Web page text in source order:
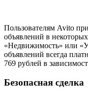
Пользователям Avito
объявлений в
«Недвижимость» или
объявлений всегда
769 рублей в
Безопасная сделка